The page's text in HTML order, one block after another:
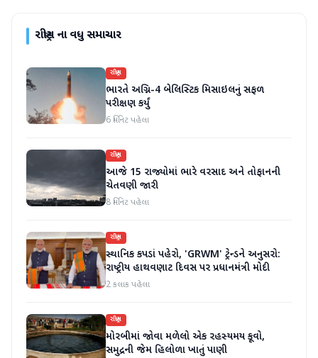
રાષ્ટ્રીયના વધુ સમાચાર
રાષ્ટ્રીય
ભારતે અગ્નિ-4 બેલિસ્ટિક મિસાઇલનું સફળ
પરીક્ષણ કર્યું
6 મિનિટ પહેલા
રાષ્ટ્રીય
આજે 15 રાજ્યોમાં ભારે વરસાદ અને તોફાનની
ચેતવણી જારી
8 મિનિટ પહેલા
રાષ્ટ્રીય
સ્થાનિક કપડાં પહેરો, 'GRWM' ટ્રેન્ડને અનુસરો:
રાષ્ટ્રીય હાથવણાટ દિવસ પર પ્રધાનમંત્રી મોદી
2 કલાક પહેલા
રાષ્ટ્રીય
મોરબીમાં જોવા મળેલો એક રહસ્યમય કૂવો,
સમુદ્રની જેમ હિલોળા ખાતું પાણી